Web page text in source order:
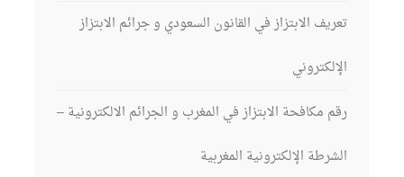
تعريف الابتزاز في القانون السعودي و جرائم الابتزاز
الإلكتروني
رقم مكافحة الابتزاز في المغرب و الجرائم الالكترونية –
الشرطة الإلكترونية المغربية